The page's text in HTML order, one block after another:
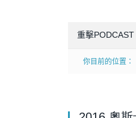
重擊PODCAST
你目前的位置：